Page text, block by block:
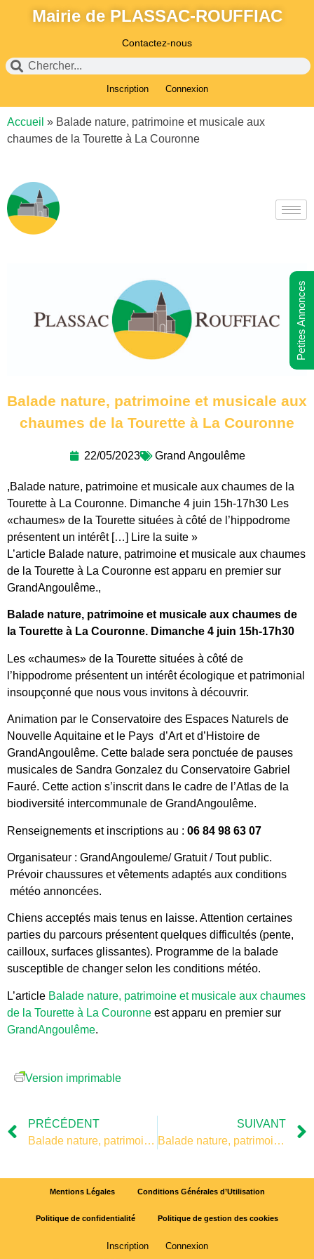
Mairie de PLASSAC-ROUFFIAC
Contactez-nous
Inscription Connexion
Accueil » Balade nature, patrimoine et musicale aux
chaumes de la Tourette à La Couronne
Balade nature, patrimoine et musicale aux
chaumes de la Tourette à La Couronne
22/05/2023 Grand Angoulême
,Balade nature, patrimoine et musicale aux chaumes de la
Tourette à La Couronne. Dimanche 4 juin 15h-17h30 Les
«chaumes» de la Tourette situées à côté de l’hippodrome
présentent un intérêt […] Lire la suite »
L’article Balade nature, patrimoine et musicale aux chaumes
de la Tourette à La Couronne est apparu en premier sur
GrandAngoulême.,
Balade nature, patrimoine et musicale aux chaumes de
la Tourette à La Couronne. Dimanche 4 juin 15h-17h30
Les «chaumes» de la Tourette situées à côté de
l’hippodrome présentent un intérêt écologique et patrimonial
insoupçonné que nous vous invitons à découvrir.
Animation par le Conservatoire des Espaces Naturels de
Nouvelle Aquitaine et le Pays d’Art et d’Histoire de
GrandAngoulême. Cette balade sera ponctuée de pauses
musicales de Sandra Gonzalez du Conservatoire Gabriel
Fauré. Cette action s’inscrit dans le cadre de l’Atlas de la
biodiversité intercommunale de GrandAngoulême.
Renseignements et inscriptions au : 06 84 98 63 07
Organisateur : GrandAngouleme/ Gratuit / Tout public.
Prévoir chaussures et vêtements adaptés aux conditions
météo annoncées.
Chiens acceptés mais tenus en laisse. Attention certaines
parties du parcours présentent quelques difficultés (pente,
cailloux, surfaces glissantes). Programme de la balade
susceptible de changer selon les conditions météo.
L’article Balade nature, patrimoine et musicale aux chaumes
de la Tourette à La Couronne est apparu en premier sur
GrandAngoulême.
Version imprimable
PRÉCÉDENT
Balade nature, patrimoine et musicale aux chaumes de la Tourette à La Couronne
SUIVANT
Balade nature, patrimoine et musicale aux chaumes de la Tourette à La Couronne
Mentions Légales Conditions Générales d’Utilisation
Politique de confidentialité Politique de gestion des cookies
Inscription Connexion
Petites Annonces